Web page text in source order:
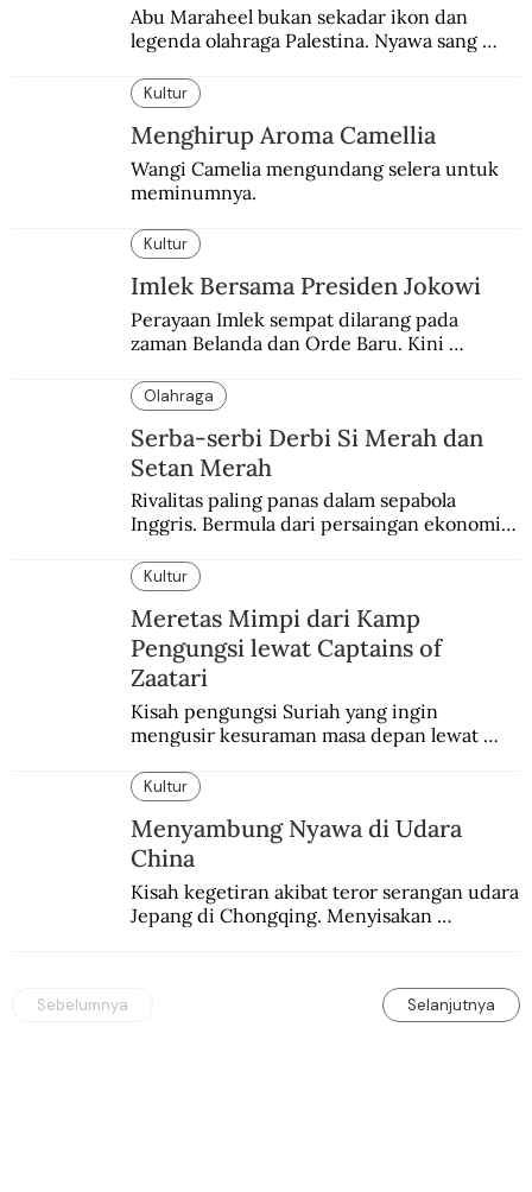
Abu Maraheel bukan sekadar ikon dan
legenda olahraga Palestina. Nyawa sang
memblokade Rafah.
Kultur
Menghirup Aroma Camellia
Wangi Camelia mengundang selera untuk
meminumnya.
Kultur
Imlek Bersama Presiden Jokowi
Perayaan Imlek sempat dilarang pada
zaman Belanda dan Orde Baru. Kini
Olahraga
Serba-serbi Derbi Si Merah dan
Setan Merah
Rivalitas paling panas dalam sepabola
Inggris. Bermula dari persaingan ekonomi
Kultur
Meretas Mimpi dari Kamp
Pengungsi lewat Captains of
Zaatari
Kisah pengungsi Suriah yang ingin
mengusir kesuraman masa depan lewat
humanis.
Kultur
Menyambung Nyawa di Udara
China
Kisah kegetiran akibat teror serangan udara
Jepang di Chongqing. Menyisakan
Sebelumnya Selanjutnya